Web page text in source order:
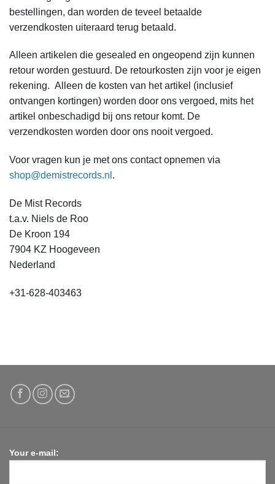
bestellingen, dan worden de teveel betaalde
verzendkosten uiteraard terug betaald.
Alleen artikelen die gesealed en ongeopend zijn kunnen
retour worden gestuurd. De retourkosten zijn voor je eigen
rekening. Alleen de kosten van het artikel (inclusief
ontvangen kortingen) worden door ons vergoed, mits het
artikel onbeschadigd bij ons retour komt. De
verzendkosten worden door ons nooit vergoed.
Voor vragen kun je met ons contact opnemen via
shop@demistrecords.nl .
De Mist Records
t.a.v. Niels de Roo
De Kroon 194
7904 KZ Hoogeveen
Nederland
+31-628-403463
Your e-mail: